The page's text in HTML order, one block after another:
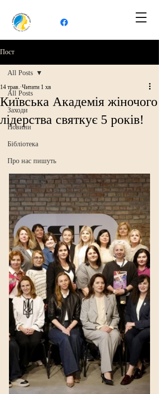
Пост
All Posts
Заходи
Новини
Бібліотека
Про нас пишуть
All Posts
Київська Академія жіночого
лідерства святкує 5 років!
14 трав. Читати 1 хв